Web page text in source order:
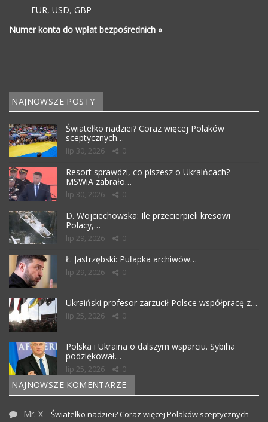
EUR, USD, GBP
Numer konta do wpłat bezpośrednich »
NAJNOWSZE POSTY
Światełko nadziei? Coraz więcej Polaków
sceptycznych…
lip 30, 2026 0
Resort sprawdzi, co piszesz o Ukraińcach?
MSWiA zabrało…
lip 30, 2026 0
D. Wojciechowska: Ile przecierpieli kresowi
Polacy,…
lip 29, 2026 0
Ł. Jastrzębski: Pułapka archiwów…
lip 29, 2026 0
Ukraiński profesor zarzucił Polsce współpracę z…
lip 25, 2026 0
Polska i Ukraina o dalszym wsparciu. Sybiha
podziękował…
lip 25, 2026 0
NAJNOWSZE KOMENTARZE
Mr. X - Światełko nadziei? Coraz więcej Polaków sceptycznych